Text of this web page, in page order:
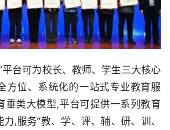
平台可为校长、教师、学生三大核心
方位、系统化的一站式专业教育服
垂类大模型,平台可提供一系列教育
,服务“教、学、评、辅、研、训、